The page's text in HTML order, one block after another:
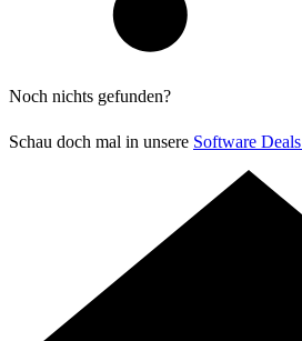
Noch nichts gefunden?
Schau doch mal in unsere Software Deals